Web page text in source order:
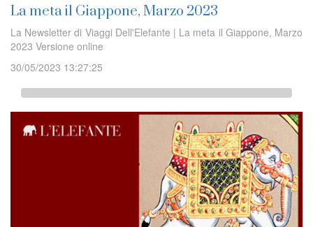
La meta il Giappone, Marzo 2023
La Newsletter di Viaggi Dell'Elefante | La meta il Giappone, Marzo
2023 Versione online
30/05/2023 13:27:25